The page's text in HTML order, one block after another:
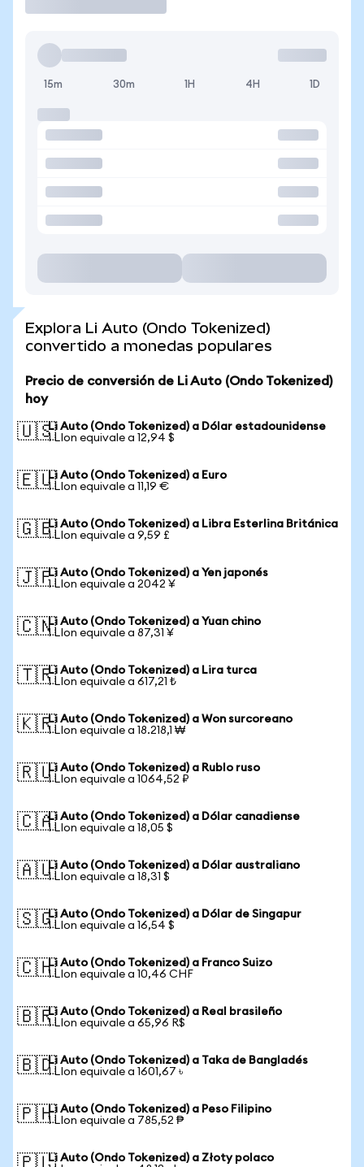
15m 30m 1H 4H 1D
Explora Li Auto (Ondo Tokenized)
convertido a monedas populares
Precio de conversión de Li Auto (Ondo Tokenized)
hoy
🇺🇸Li Auto (Ondo Tokenized) a Dólar estadounidense
1 LIon equivale a 12,94 $
🇪🇺Li Auto (Ondo Tokenized) a Euro
1 LIon equivale a 11,19 €
🇬🇧Li Auto (Ondo Tokenized) a Libra Esterlina Británica
1 LIon equivale a 9,59 £
🇯🇵Li Auto (Ondo Tokenized) a Yen japonés
1 LIon equivale a 2042 ¥
🇨🇳Li Auto (Ondo Tokenized) a Yuan chino
1 LIon equivale a 87,31 ¥
🇹🇷Li Auto (Ondo Tokenized) a Lira turca
1 LIon equivale a 617,21 ₺
🇰🇷Li Auto (Ondo Tokenized) a Won surcoreano
1 LIon equivale a 18.218,1 ₩
🇷🇺Li Auto (Ondo Tokenized) a Rublo ruso
1 LIon equivale a 1064,52 ₽
🇨🇦Li Auto (Ondo Tokenized) a Dólar canadiense
1 LIon equivale a 18,05 $
🇦🇺Li Auto (Ondo Tokenized) a Dólar australiano
1 LIon equivale a 18,31 $
🇸🇬Li Auto (Ondo Tokenized) a Dólar de Singapur
1 LIon equivale a 16,54 $
🇨🇭Li Auto (Ondo Tokenized) a Franco Suizo
1 LIon equivale a 10,46 CHF
🇧🇷Li Auto (Ondo Tokenized) a Real brasileño
1 LIon equivale a 65,96 R$
🇧🇩Li Auto (Ondo Tokenized) a Taka de Bangladés
1 LIon equivale a 1601,67 ৳
🇵🇭Li Auto (Ondo Tokenized) a Peso Filipino
1 LIon equivale a 785,52 ₱
Li Auto (Ondo Tokenized) a Złoty polaco